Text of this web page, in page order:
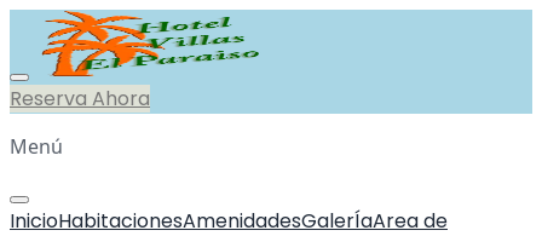
Reserva Ahora
Menú
InicioHabitacionesAmenidadesGalerÍaArea de